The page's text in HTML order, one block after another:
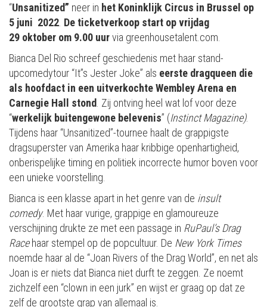
“Unsanitized” neer in het Koninklijk Circus in Brussel op
5 juni 2022 De ticketverkoop start op vrijdag
29 oktober om 9.00 uurvia greenhousetalent.com.
Bianca Del Rio schreef geschiedenis met haar stand-
upcomedytour “It”s Jester Joke” als eerste dragqueen die
als hoofdact in een uitverkochte Wembley Arena en
Carnegie Hall stond . Zij ontving heel wat lof voor deze
“werkelijk buitengewone belevenis” (Instinct Magazine).
Tijdens haar “Unsanitized”-tournee haalt de grappigste
dragsuperster van Amerika haar kribbige openhartigheid,
onberispelijke timing en politiek incorrecte humor boven voor
een unieke voorstelling.
Bianca is een klasse apart in het genre van de insult
comedy. Met haar vurige, grappige en glamoureuze
verschijning drukte ze met een passage in RuPaul’s Drag
Racehaar stempel op de popcultuur. De New York Times
noemde haar al de “Joan Rivers of the Drag World”, en net als
Joan is er niets dat Bianca niet durft te zeggen. Ze noemt
zichzelf een “clown in een jurk” en wijst er graag op dat ze
zelf de grootste grap van allemaal is.